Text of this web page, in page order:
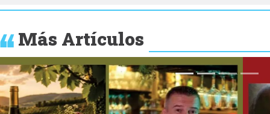
Más Artículos